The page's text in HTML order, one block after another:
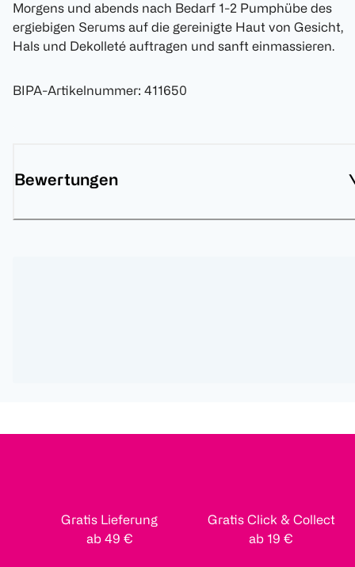
Morgens und abends nach Bedarf 1-2 Pumphübe des
ergiebigen Serums auf die gereinigte Haut von Gesicht,
Hals und Dekolleté auftragen und sanft einmassieren.
BIPA-Artikelnummer: 411650
Bewertungen
Gratis Lieferung
ab 49 €
Gratis Click & Collect
ab 19 €